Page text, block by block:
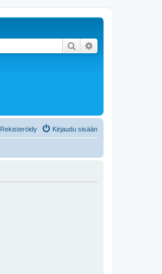
Etsi
Kirjaudu sisään
Rekisteröidy